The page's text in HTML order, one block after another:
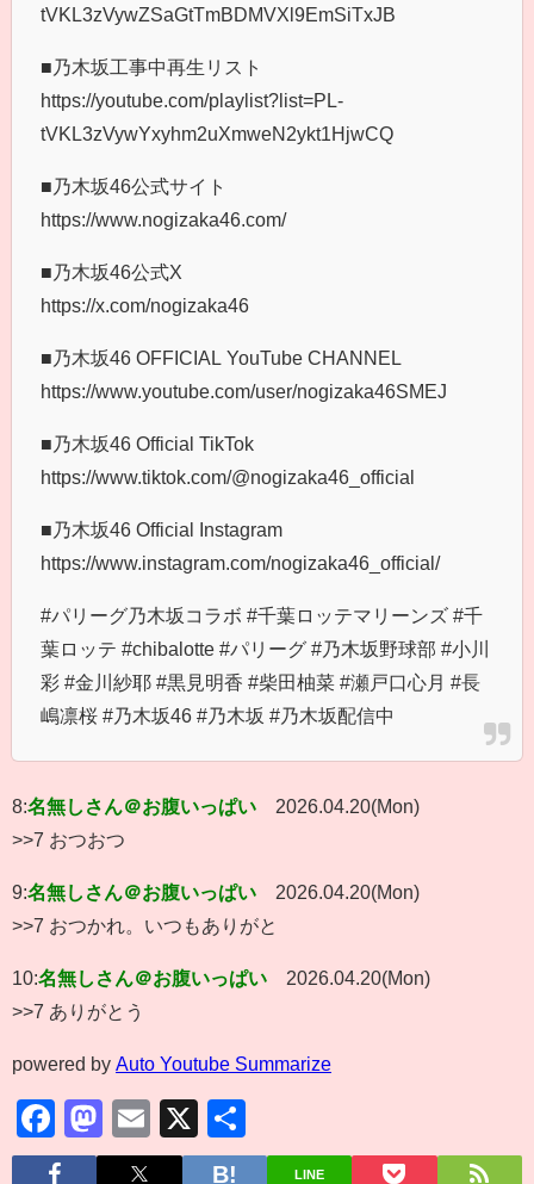
tVKL3zVywZSaGtTmBDMVXl9EmSiTxJB
■乃木坂工事中再生リスト
https://youtube.com/playlist?list=PL-
tVKL3zVywYxyhm2uXmweN2ykt1HjwCQ
■乃木坂46公式サイト
https://www.nogizaka46.com/
■乃木坂46公式X
https://x.com/nogizaka46
■乃木坂46 OFFICIAL YouTube CHANNEL
https://www.youtube.com/user/nogizaka46SMEJ
■乃木坂46 Official TikTok
https://www.tiktok.com/@nogizaka46_official
■乃木坂46 Official Instagram
https://www.instagram.com/nogizaka46_official/
#パリーグ乃木坂コラボ #千葉ロッテマリーンズ #千
葉ロッテ #chibalotte #パリーグ #乃木坂野球部 #小川
彩 #金川紗耶 #黒見明香 #柴田柚菜 #瀬戸口心月 #長
嶋凛桜 #乃木坂46 #乃木坂 #乃木坂配信中
8:名無しさん＠お腹いっぱい
2026.04.20(Mon)
>>7 おつおつ
9:名無しさん＠お腹いっぱい
2026.04.20(Mon)
>>7 おつかれ。いつもありがと
10:名無しさん＠お腹いっぱい
2026.04.20(Mon)
>>7 ありがとう
powered by Auto Youtube Summarize
Facebook
Mastodon
Email
X
有
LINE